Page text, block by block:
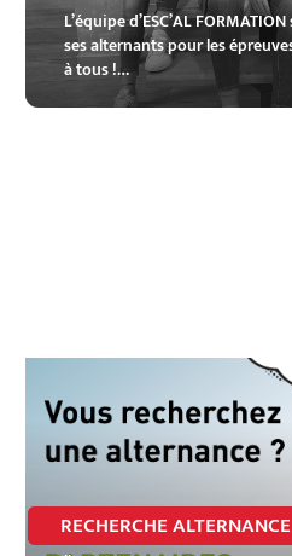
L’équipe d’ESC’AL
ses alternants pour les
à tous !…
RECHERCHE ALTERNANCE